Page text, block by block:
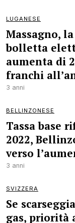
LUGANESE
Massagno, la
bolletta
aumenta di
franchi
3 anni
BELLINZONESE
Tassa base
2022,
verso
3 anni
SVIZZERA
Se
gas, priorità